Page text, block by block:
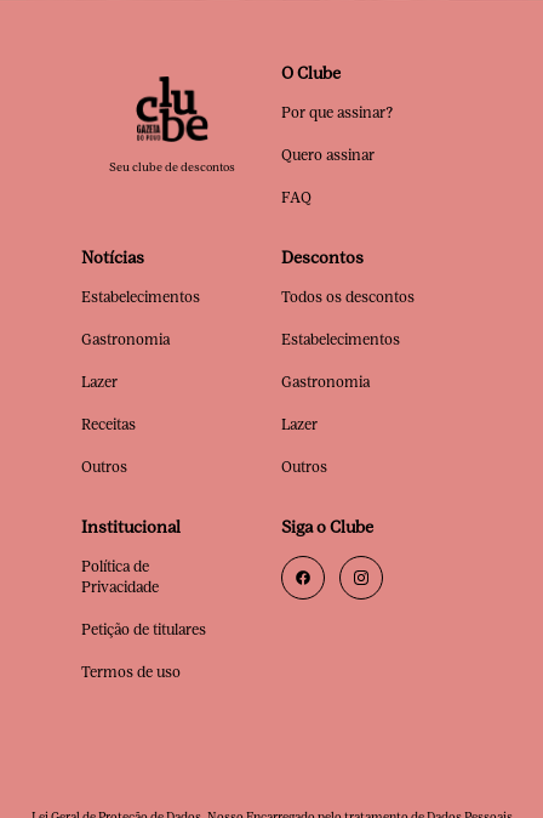
Seu clube de descontos
O Clube
Por que assinar?
Quero assinar
FAQ
Notícias
Estabelecimentos
Gastronomia
Lazer
Receitas
Outros
Descontos
Todos os descontos
Estabelecimentos
Gastronomia
Lazer
Outros
Institucional
Política de
Privacidade
Petição de titulares
Termos de uso
Siga o Clube